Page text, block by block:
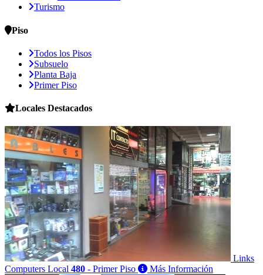
Turismo
Piso
Todos los Pisos
Subsuelo
Planta Baja
Primer Piso
Locales Destacados
Links
Computers Local 480 - Primer Piso Más Información